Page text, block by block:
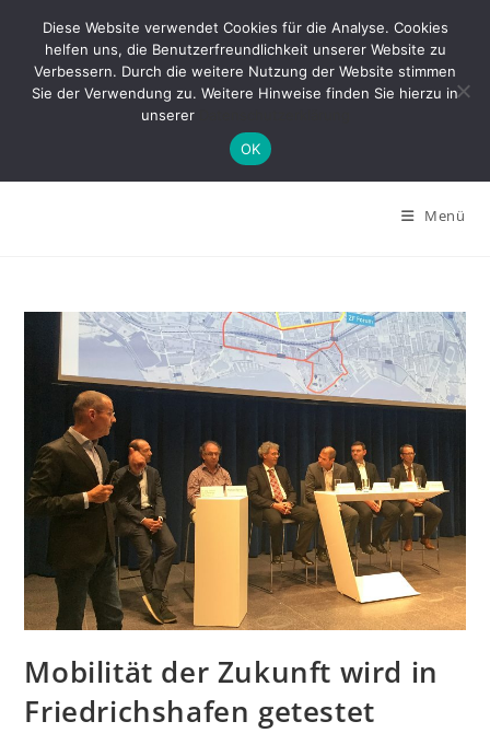
springen
Menü
Mobilität der Zukunft wird in
Friedrichshafen getestet
Diese Website verwendet Cookies für die Analyse. Cookies
helfen uns, die Benutzerfreundlichkeit unserer Website zu
Verbessern. Durch die weitere Nutzung der Website stimmen
Sie der Verwendung zu. Weitere Hinweise finden Sie hierzu in
unserer
OK